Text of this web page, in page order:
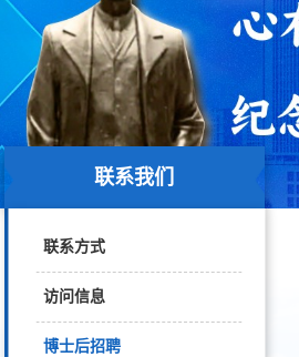
联系我们
联系方式
访问信息
博士后招聘